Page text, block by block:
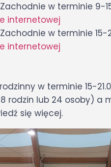
w terminie 9-
internetowej
w terminie 15-
internetowej
w terminie 15-
rodzin lub 24 osoby) a
się więcej.